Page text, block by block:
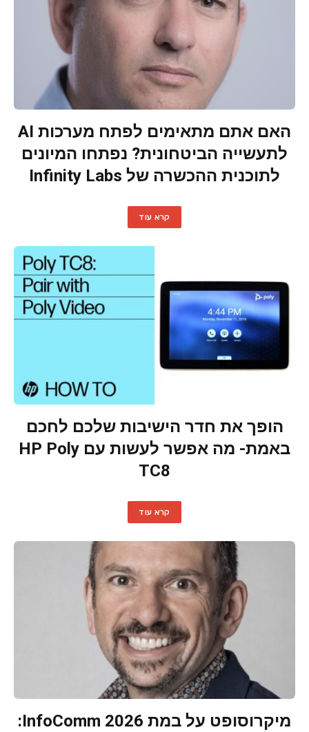
האם אתם מתאימים לפתח מערכות AI
לתעשייה הביטחונית? נפתחו המיונים
לתוכנית ההכשרה של Infinity Labs
קרא עוד
הופך את חדר הישיבות שלכם לחכם
באמת- מה אפשר לעשות עם HP Poly
TC8
קרא עוד
מיקרוסופט על במת InfoComm 2026: